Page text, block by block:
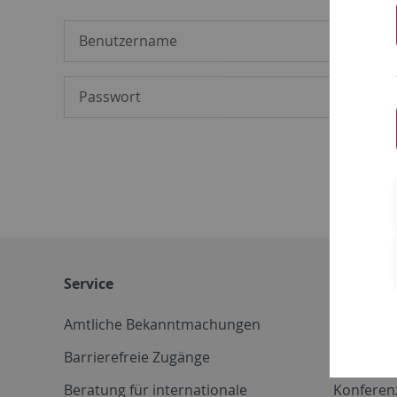
Service
Amtliche Bekanntmachungen
Barrierefreie Zugänge
Beratung für internationale